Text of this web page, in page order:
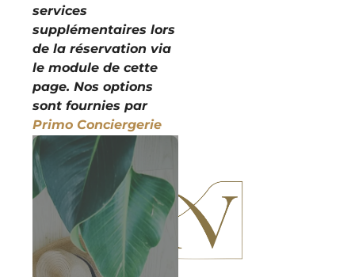
services
supplémentaires lors
de la réservation via
le module de cette
page. Nos options
sont fournies par
Primo Conciergerie